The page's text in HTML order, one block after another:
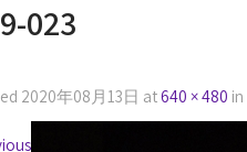
023
2020年08月13日 at640 × 480 in